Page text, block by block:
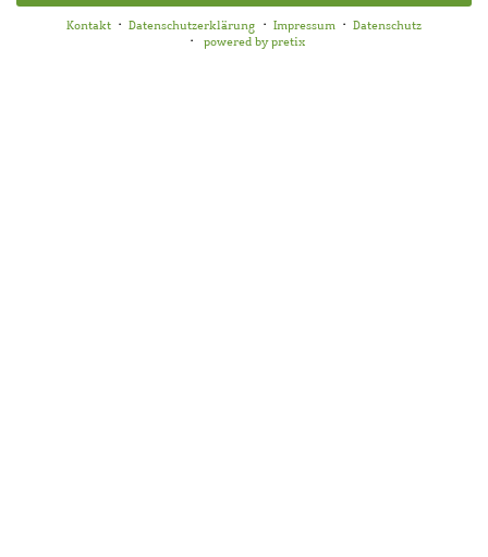
Kontakt Datenschutzerklärung Impressum
Datenschutz
powered by pretix